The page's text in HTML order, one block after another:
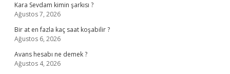
Kara Sevdam kimin şarkısı ?
Ağustos 7, 2026
Bir at en fazla kaç saat koşabilir ?
Ağustos 6, 2026
Avans hesabı ne demek ?
Ağustos 4, 2026